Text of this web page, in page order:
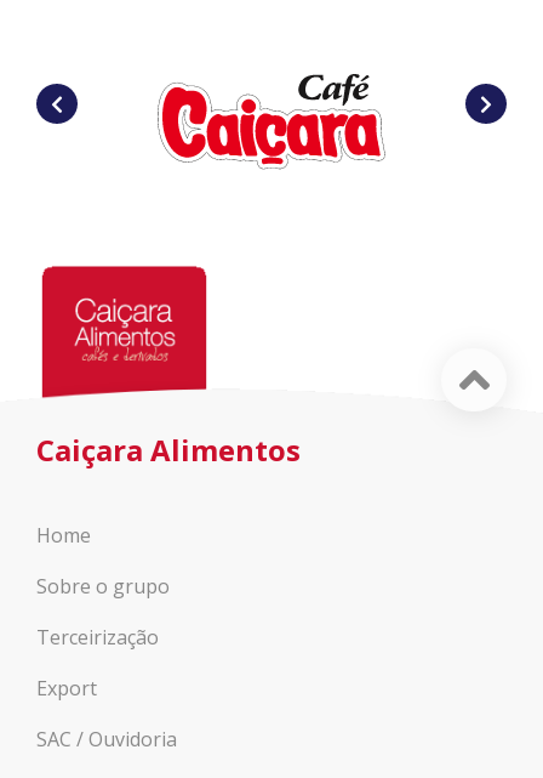
Caiçara Alimentos
Home
Sobre o grupo
Terceirização
Export
SAC / Ouvidoria